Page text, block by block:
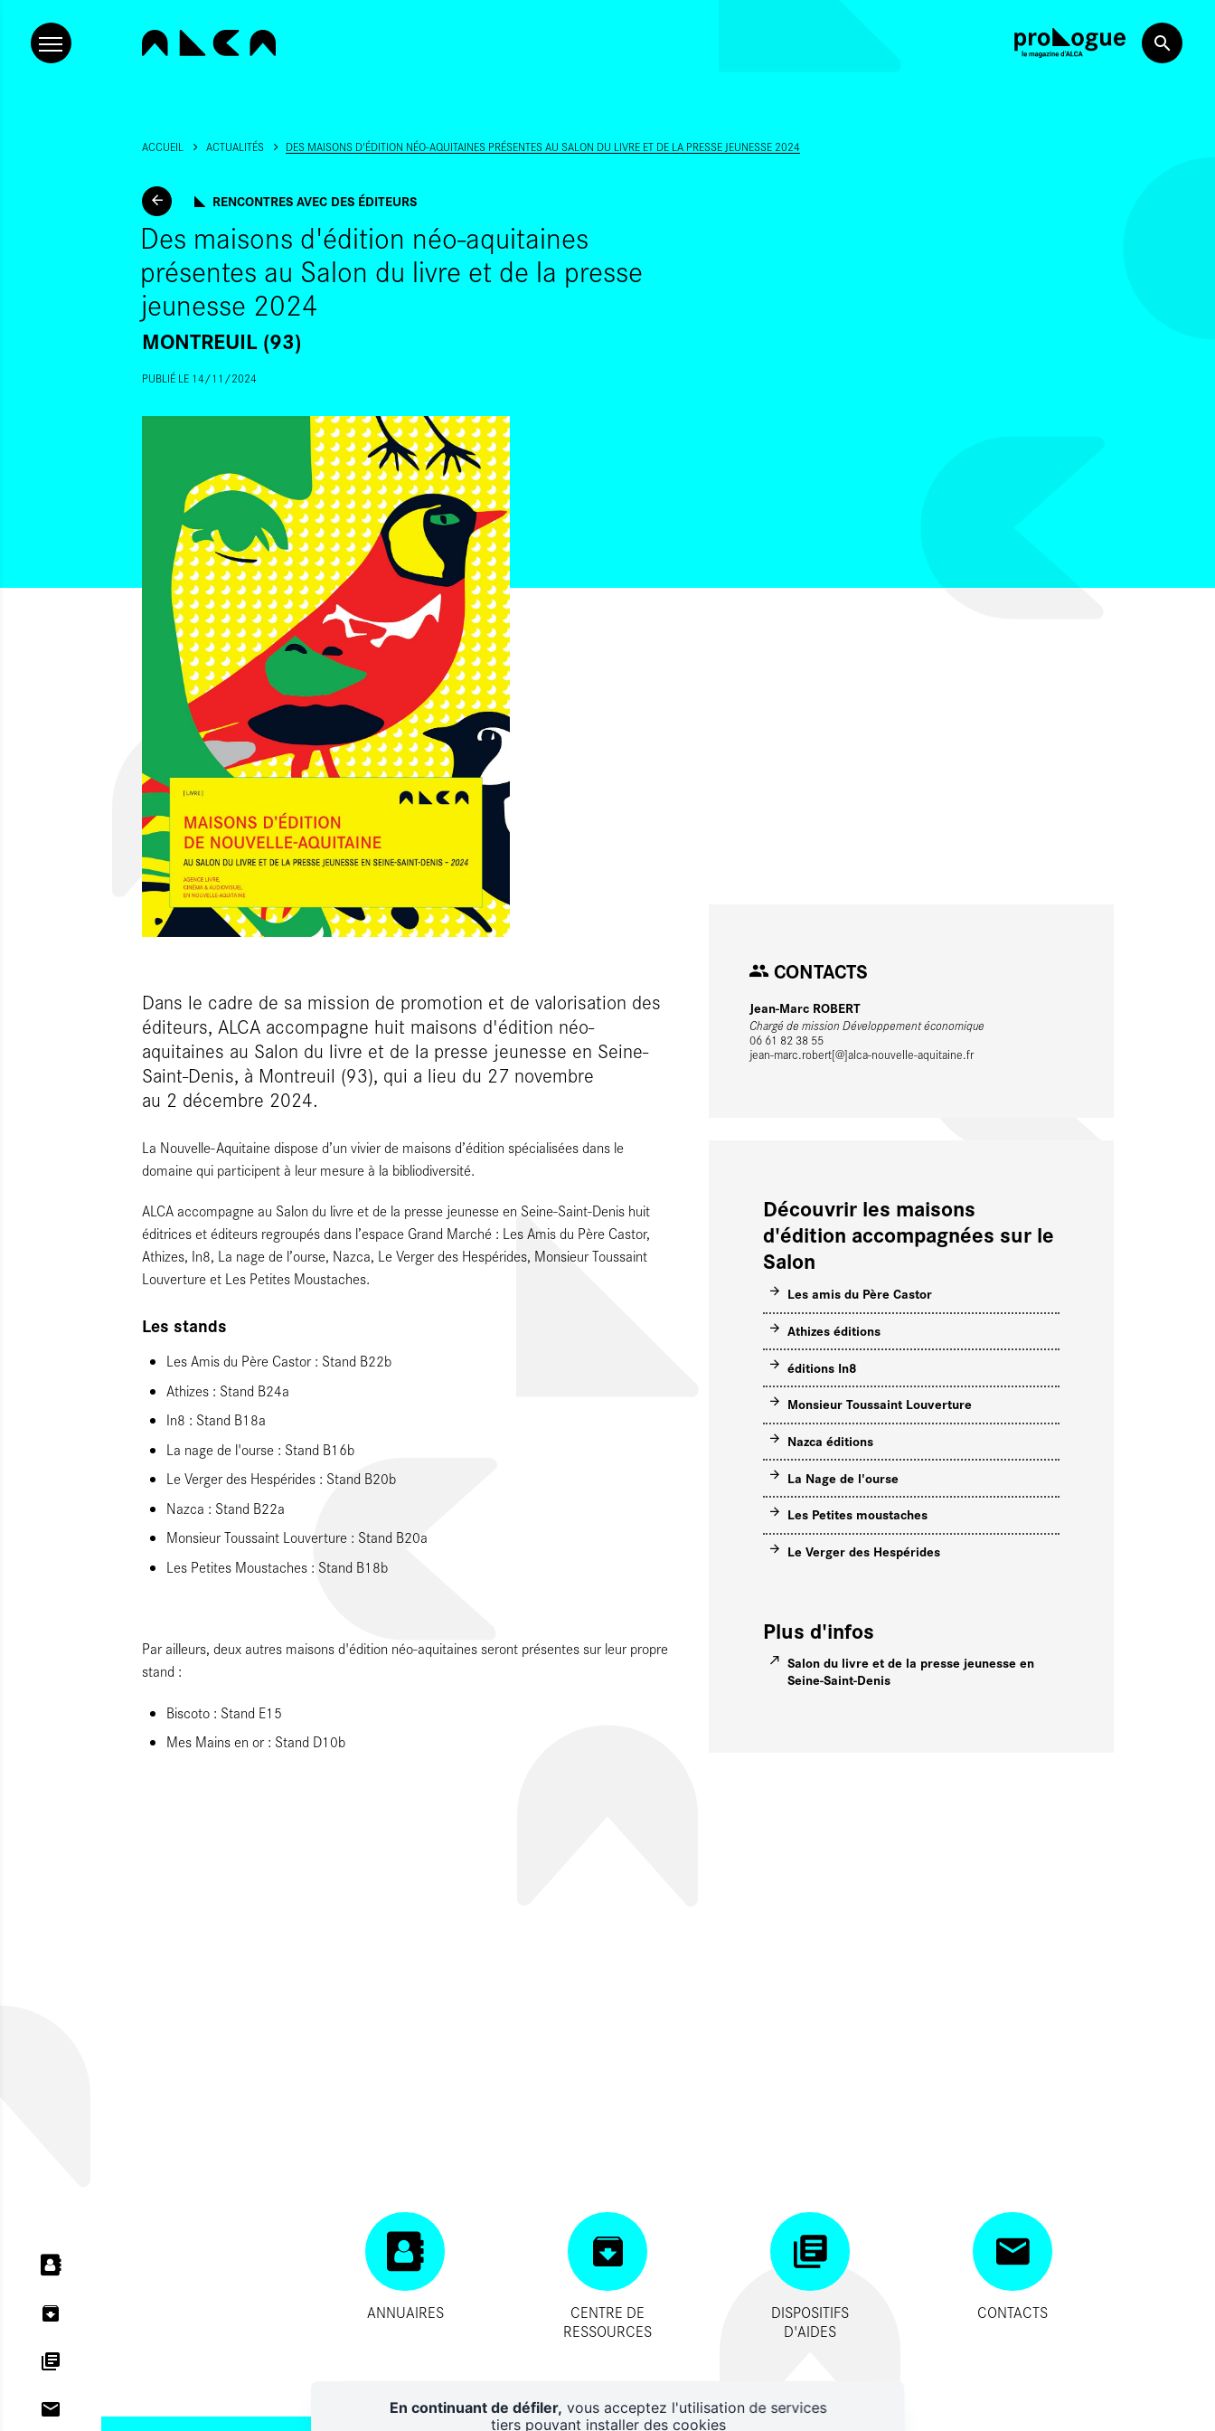
ACCUEIL ACTUALITÉS DES MAISONS D'ÉDITION NÉO-AQUITAINES PRÉSENTES AU SALON DU LIVRE ET DE LA PRESSE JEUNESSE 2024
RENCONTRES AVEC DES ÉDITEURS
Des maisons d'édition néo-aquitaines
présentes au Salon du livre et de la presse
jeunesse 2024
MONTREUIL (93)
PUBLIÉ LE 14/11/2024
Dans le cadre de sa mission de promotion et de valorisation des
éditeurs, ALCA accompagne huit maisons d'édition néo-
aquitaines au Salon du livre et de la presse jeunesse en Seine-
Saint-Denis, à Montreuil (93), qui a lieu du 27 novembre
au 2 décembre 2024.
La Nouvelle-Aquitaine dispose d’un vivier de maisons d’édition spécialisées dans le
domaine qui participent à leur mesure à la bibliodiversité.
ALCA accompagne au Salon du livre et de la presse jeunesse en Seine-Saint-Denis huit
éditrices et éditeurs regroupés dans l’espace Grand Marché : Les Amis du Père Castor,
Athizes, In8, La nage de l’ourse, Nazca, Le Verger des Hespérides, Monsieur Toussaint
Louverture et Les Petites Moustaches.
Les stands
Les Amis du Père Castor : Stand B22b
Athizes : Stand B24a
In8 : Stand B18a
La nage de l'ourse : Stand B16b
Le Verger des Hespérides : Stand B20b
Nazca : Stand B22a
Monsieur Toussaint Louverture : Stand B20a
Les Petites Moustaches : Stand B18b
Par ailleurs, deux autres maisons d'édition néo-aquitaines seront présentes sur leur propre
stand :
Biscoto : Stand E15
Mes Mains en or : Stand D10b
CONTACTS
Jean-Marc ROBERT
Chargé de mission Développement économique
06 61 82 38 55
jean-marc.robert[@]alca-nouvelle-aquitaine.fr
Découvrir les maisons
d'édition accompagnées sur le
Salon
Les amis du Père Castor
Athizes éditions
éditions In8
Monsieur Toussaint Louverture
Nazca éditions
La Nage de l'ourse
Les Petites moustaches
Le Verger des Hespérides
Plus d'infos
Salon du livre et de la presse jeunesse en
Seine-Saint-Denis
ANNUAIRES
CENTRE DE
RESSOURCES
DISPOSITIFS
D'AIDES
CONTACTS
En continuant de défiler, vous acceptez l'utilisation de services
tiers pouvant installer des cookies